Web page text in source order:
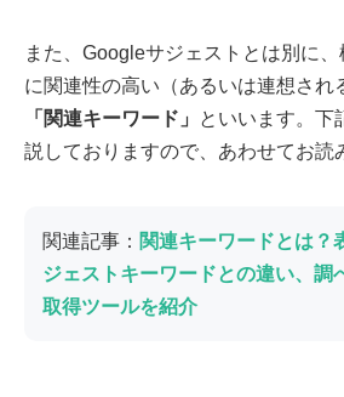
また、Googleサジェストとは別に
に関連性の高い（あるいは連想され
「関連キーワード」
といいます。下
説しておりますので、あわせてお読
関連記事： 関連キーワードとは？
ジェストキーワードとの違い、調
取得ツールを紹介